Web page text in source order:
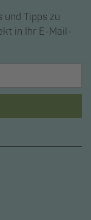
und Tipps zu
in Ihr E-Mail-